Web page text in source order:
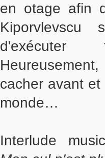
en otage afin
cacher avant
monde…
Interlude